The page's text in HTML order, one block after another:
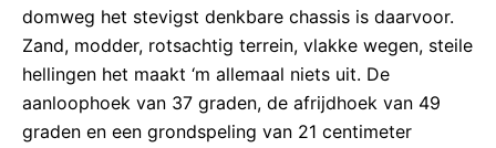
domweg het stevigst denkbare chassis is daarvoor.
Zand, modder, rotsachtig terrein, vlakke wegen, steile
hellingen het maakt ‘m allemaal niets uit. De
aanloophoek van 37 graden, de afrijdhoek van 49
graden en een grondspeling van 21 centimeter